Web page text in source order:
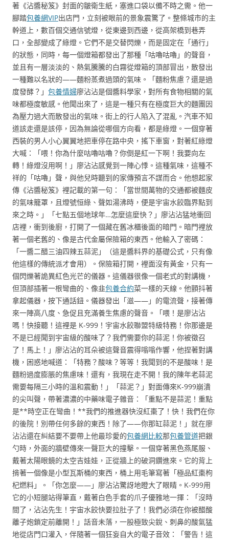
著《沾醬秘笈》封面的皺衛生紙，塞進口袋以備不時之需。他一
腳踏包養網VIP出店門，立刻被眼前的景象震驚了。整條城市的主
幹道上，數百個交通信號燈，從東邊到西邊，從高架橋到巷弄
口，全部變成了綠燈。它們不是交替閃爍，而是固定在「通行」
的狀態，同時，每一個燈箱都發出了那種「咕嚕咕嚕」的聲音，
並且有一層淡淡的、熱氣騰騰的白霧從燈箱的頂部冒出，散發出
一種難以名狀的——麵粉蒸煮過頭的氣味。「麵粉焦慮？還是過
度發酵？」 包養情婦廖沾沾是個醬料學家，對所有食物相關的氣
味都極度敏感。他聞出來了，這是一種只有在極度巨大的麵團因
為壓力過大而散發出的氣味。街上的行人陷入了混亂。汽車不知
道該走還是該停，因為無論從哪個方向看，都是綠燈。一個穿著
西裝的男人小心翼翼地把車停在路中央，搖下車窗，對著紅綠燈
大喊：「喂！你為什麼咕嚕咕嚕？你倒是紅一下啊！我要向左
轉！綠燈沒用啊！」廖沾沾感覺到一陣心悸。這種氣味，這種不
祥的「咕嚕」聲，與他兒時聽到的家傳預言不謀而合。他想起家
傳《沾醬秘笈》裡記載的第一句：「當世間萬物的交通都被麵皮
的氣味籠罩，且燈號恒綠、聲如湯沸時，便是宇宙水餃臨界點到
來之時。」「七點五個地球年…怎麼這麼快？」廖沾沾猛地衝回
店裡，衝到後廚，打開了一個藏在舊冰櫃後面的暗門。暗門裡放
著一個老舊的、像是古代金屬保險箱的東西。他輸入了密碼：
「一醬二醋三油四辣五蒜泥」（這是醬料界的基礎公式，只有像
他這樣的傳統派才會用）。保險箱打開，裡面沒有黃金，只有一
個閃爍著詭異紅色光芒的儀器。這儀器很像一個老式的對講機，
但頂部插著一根彎曲的、像韭包養合約菜一樣的天線。他顫抖著
拿起儀器，按下通話鈕。儀器發出「滋——」的電流聲，接著傳
來一陣高八度、急促且充滿養生焦慮的聲音。「喂！是廖沾沾
嗎！快接聽！這裡是 K-999！宇宙水餃聯盟特級特務！你那邊是
不是已經聞到宇宙級的酸味了？我們需要你的蒜泥！你被徵召
了！馬上！」廖沾沾的耳朵被這聲音震得嗡嗡作響，他捏著對講
機，困惑地喊道：「特務？酸味？等等！我聞到的不是酸味！是
麵粉過度膨脹的焦慮味！還有，我現在走不開！我的陳年老蒜泥
需要每隔三小時的溫和震動！」「蒜泥？」對面傳來K-999崩潰
的尖叫聲，帶著濃濃的中藥味電子雜音：「重點不是蒜泥！重點
是**時空正在彎曲！**我們的推進器快沒紅棗了！快！我們在你
的後院！別帶任何多餘的東西！除了——你那缸蒜泥！」就在廖
沾沾還在糾結要不要帶上他最珍愛的包養網比較那包養管道把銀
勺時，外面的牆壁傳來一聲巨大的撞擊。一個穿著黑色燕尾服、
戴著太陽眼鏡的太空吉娃娃，正從牆上的破洞鑽進來。它的背上
揹著一個像是小型瓦斯桶的東西，桶上用毛筆寫著「極品紅棗枸
杞燃料」。「你怎麼——」廖沾沾驚訝地瞪大了眼睛。K-999用
它的小短腿站得筆直，戴著白色手套的爪子優雅地一揮：「沒時
間了，沾沾先生！宇宙水餃快要拉肚子了！我們必須在你被醋酸
離子炮鎖定前離開！」話音未落，一股極致尖銳、刺鼻的酸氣猛
地從店門口灌入，伴隨著一個狂妄自大的電子音效：「警告！這